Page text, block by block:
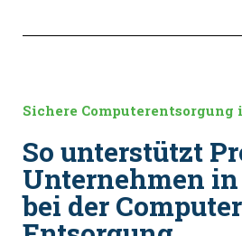
Sichere Computerentsorgung
So unterstützt
Unternehmen
bei der Computer